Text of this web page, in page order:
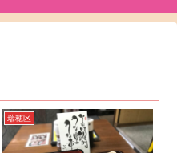
瑞穂区